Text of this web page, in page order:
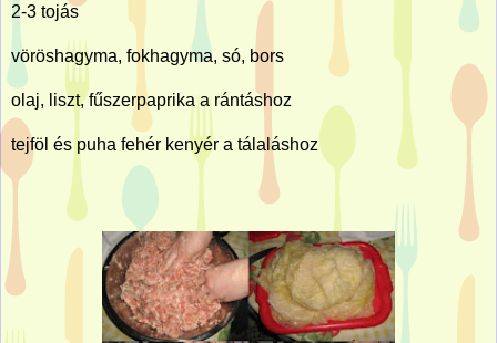
2-3 tojás
vöröshagyma, fokhagyma, só, bors
olaj, liszt, fűszerpaprika a rántáshoz
tejföl és puha fehér kenyér a tálaláshoz